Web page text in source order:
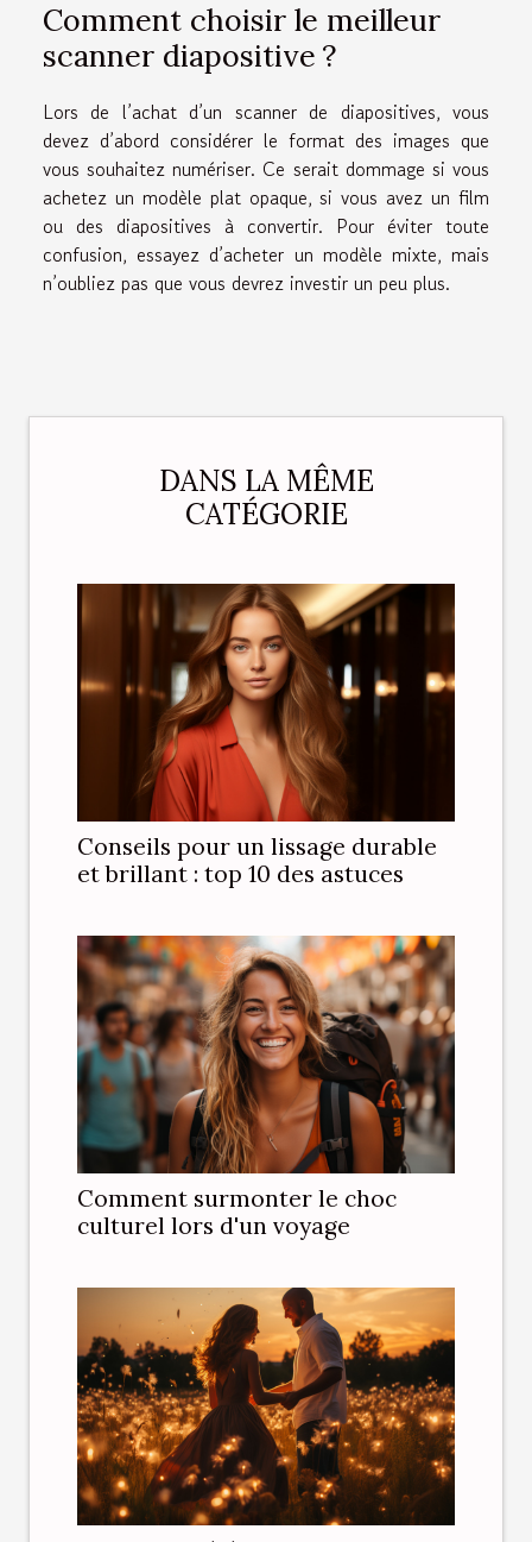
Comment choisir le meilleur
scanner diapositive ?
Lors de l’achat d’un scanner de diapositives, vous
devez d’abord considérer le format des images que
vous souhaitez numériser. Ce serait dommage si vous
achetez un modèle plat opaque, si vous avez un film
ou des diapositives à convertir. Pour éviter toute
confusion, essayez d’acheter un modèle mixte, mais
n’oubliez pas que vous devrez investir un peu plus.
DANS LA MÊME
CATÉGORIE
Conseils pour un lissage durable
et brillant : top 10 des astuces
Comment surmonter le choc
culturel lors d'un voyage